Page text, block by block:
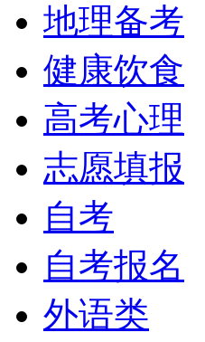
地理备考
健康饮食
高考心理
志愿填报
自考
自考报名
外语类